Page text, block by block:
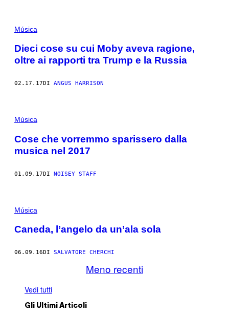
Música
Dieci cose su cui Moby aveva ragione,
oltre ai rapporti tra Trump e la Russia
02.17.17DI ANGUS HARRISON
Música
Cose che vorremmo sparissero dalla
musica nel 2017
01.09.17DI NOISEY STAFF
Música
Caneda, l’angelo da un’ala sola
06.09.16DI SALVATORE CHERCHI
Meno recenti
Vedi tutti
Gli Ultimi Articoli